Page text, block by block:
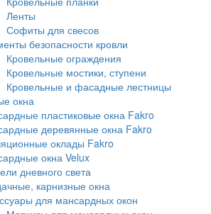
Ленты
Софиты для свесов
безопасности кровли
Кровельные ограждения
Кровельные мостики, ступени
Кровельные и фасадные лестницы
окна
пластиковые окна Fakro
деревянные окна Fakro
оклады Fakro
окна Velux
дневного света
карнизные окна
для мансардных окон